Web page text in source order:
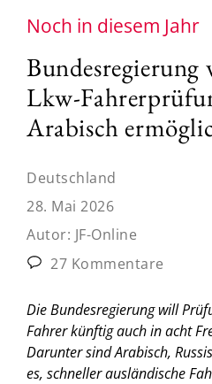
Noch in diesem Jahr
Lkw-
Arabisch
Deutschland
28. Mai 2026
Autor: JF-Online
27 Kommentare
Die Bundesregierung will
Fahrer künftig auch in acht
Darunter sind Arabisch,
es, schneller ausländische